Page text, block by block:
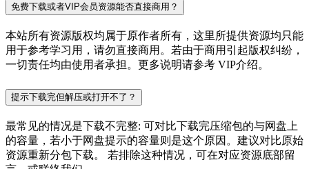
免费下载或者VIP会员资源能否直接商用？
本站所有资源版权均属于原作者所有，这里所提供资源均只能
用于参考学习用，请勿直接商用。若由于商用引起版权纠纷，
一切责任均由使用者承担。更多说明请参考 VIP介绍。
提示下载完但解压或打开不了？
最常见的情况是下载不完整: 可对比下载完压缩包的与网盘上
的容量，若小于网盘提示的容量则是这个原因。建议对比原始
资源重新分包下载。 若排除这种情况，可在对应资源底部留